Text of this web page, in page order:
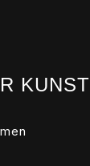
KUNST